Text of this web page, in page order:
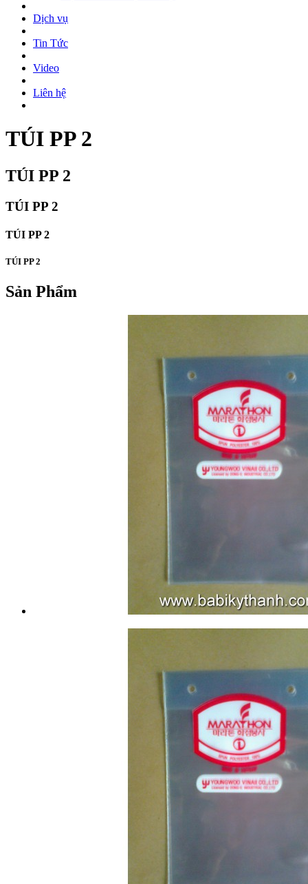
Dịch vụ
Tin Tức
Video
Liên hệ
TÚI PP 2
TÚI PP 2
TÚI PP 2
TÚI PP 2
TÚI PP 2
Sản Phẩm